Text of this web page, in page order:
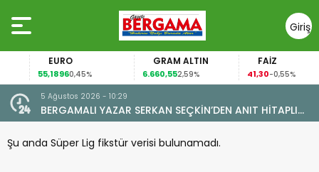
Giriş
Yap
EURO
55,18960,45%
GRAM ALTIN
6.660,552,59%
FAİZ
41,30-0,55%
5 Ağustos 2026 - 10:29
BERGAMALI YAZAR SERKAN SEÇKİN’DEN ANIT HİTAPLI
KİTAP: “PERGAMON’DAN ARTVİN’E”
Şu anda Süper Lig fikstür verisi bulunamadı.